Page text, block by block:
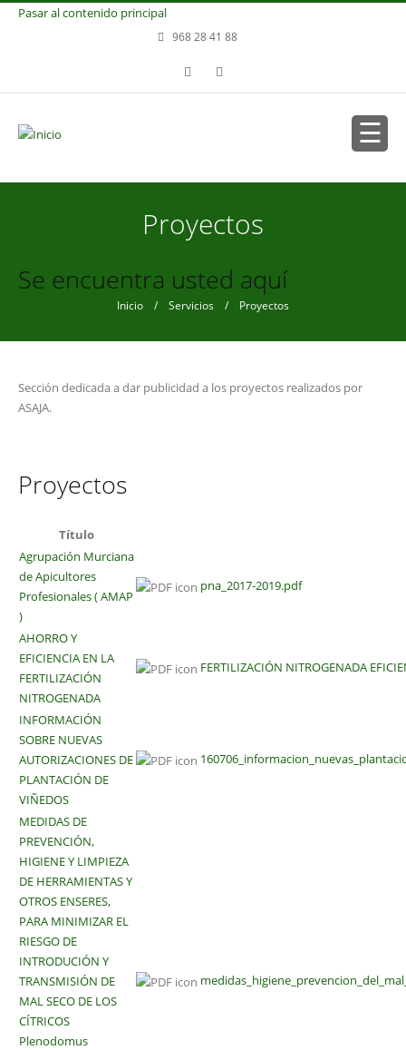
Pasar al contenido principal
968 28 41 88
Proyectos
Se encuentra usted aquí
Inicio / Servicios / Proyectos
Sección dedicada a dar publicidad a los proyectos realizados por
ASAJA.
Proyectos
Título
Agrupación Murciana
de Apicultores
Profesionales ( AMAP
)
pna_2017-2019.pdf
AHORRO Y
EFICIENCIA EN LA
FERTILIZACIÓN
NITROGENADA
FERTILIZACIÓN NITROGENADA
INFORMACIÓN
SOBRE NUEVAS
AUTORIZACIONES DE
PLANTACIÓN DE
VIÑEDOS
MEDIDAS DE
PREVENCIÓN,
HIGIENE Y LIMPIEZA
DE HERRAMIENTAS Y
OTROS ENSERES,
PARA MINIMIZAR EL
RIESGO DE
INTRODUCIÓN Y
TRANSMISIÓN DE
MAL SECO DE LOS
CÍTRICOS
Plenodomus